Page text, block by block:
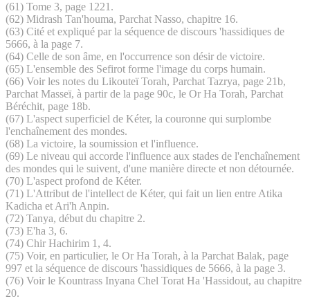
(61) Tome 3, page 1221.
(62) Midrash Tan'houma, Parchat Nasso, chapitre 16.
(63) Cité et expliqué par la séquence de discours 'hassidiques de
5666, à la page 7.
(64) Celle de son âme, en l'occurrence son désir de victoire.
(65) L'ensemble des Sefirot forme l'image du corps humain.
(66) Voir les notes du Likouteï Torah, Parchat Tazrya, page 21b,
Parchat Masseï, à partir de la page 90c, le Or Ha Torah, Parchat
Béréchit, page 18b.
(67) L'aspect superficiel de Kéter, la couronne qui surplombe
l'enchaînement des mondes.
(68) La victoire, la soumission et l'influence.
(69) Le niveau qui accorde l'influence aux stades de l'enchaînement
des mondes qui le suivent, d'une manière directe et non détournée.
(70) L'aspect profond de Kéter.
(71) L'Attribut de l'intellect de Kéter, qui fait un lien entre Atika
Kadicha et Ari'h Anpin.
(72) Tanya, début du chapitre 2.
(73) E'ha 3, 6.
(74) Chir Hachirim 1, 4.
(75) Voir, en particulier, le Or Ha Torah, à la Parchat Balak, page
997 et la séquence de discours 'hassidiques de 5666, à la page 3.
(76) Voir le Kountrass Inyana Chel Torat Ha 'Hassidout, au chapitre
20.